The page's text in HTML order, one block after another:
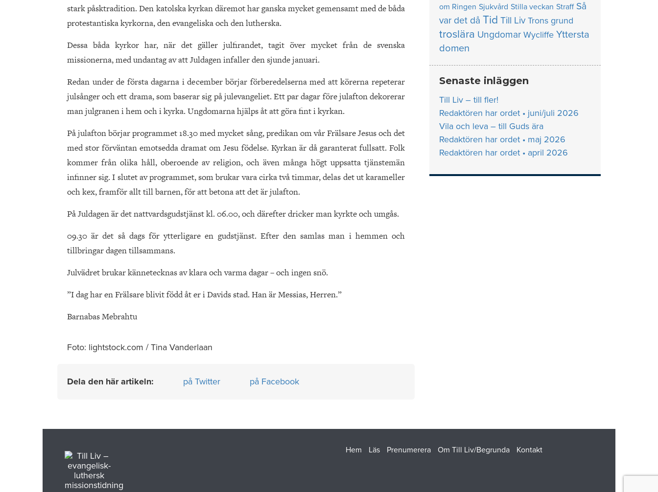
stark påsktradition. Den katolska kyrkan däremot har ganska mycket gemensamt med de båda
protestantiska kyrkorna, den evangeliska och den lutherska.
Dessa båda kyrkor har, när det gäller julfirandet, tagit över mycket från de svenska
missionerna, med undantag av att Juldagen infaller den sjunde januari.
Redan under de första dagarna i december börjar förberedelserna med att körerna repeterar
julsånger och ett drama, som baserar sig på julevangeliet. Ett par dagar före julafton dekorerar
man julgranen i hem och i kyrka. Ungdomarna hjälps åt att göra fint i kyrkan.
På julafton börjar programmet 18.30 med mycket sång, predikan om vår Frälsare Jesus och det
med stor förväntan emotsedda dramat om Jesu födelse. Kyrkan är då garanterat fullsatt. Folk
kommer från olika håll, oberoende av religion, och även många högt uppsatta tjänstemän
infinner sig. I slutet av programmet, som brukar vara cirka två timmar, delas det ut karameller
och kex, framför allt till barnen, för att betona att det är julafton.
På Juldagen är det nattvardsgudstjänst kl. 06.00, och därefter dricker man kyrkte och umgås.
09.30 är det så dags för ytterligare en gudstjänst. Efter den samlas man i hemmen och
tillbringar dagen tillsammans.
Julvädret brukar kännetecknas av klara och varma dagar – och ingen snö.
”I dag har en Frälsare blivit född åt er i Davids stad. Han är Messias, Herren.”
Barnabas Mebrahtu
Foto: lightstock.com / Tina Vanderlaan
Dela den här artikeln: på Twitter på Facebook
om Ringen Sjukvård Stilla veckan Straff Så
var det då Tid Till Liv Trons grund
troslära Ungdomar Wycliffe Yttersta
domen
Senaste inläggen
Till Liv – till fler!
Redaktören har ordet • juni/juli 2026
Vila och leva – till Guds ära
Redaktören har ordet • maj 2026
Redaktören har ordet • april 2026
Hem Läs Prenumerera Om Till Liv/Begrunda Kontakt